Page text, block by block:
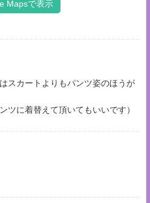
Mapsで表示
スカートよりもパンツ姿のほうが
ツに着替えて頂いてもいいです）